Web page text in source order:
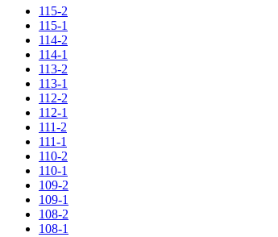
115-2
115-1
114-2
114-1
113-2
113-1
112-2
112-1
111-2
111-1
110-2
110-1
109-2
109-1
108-2
108-1